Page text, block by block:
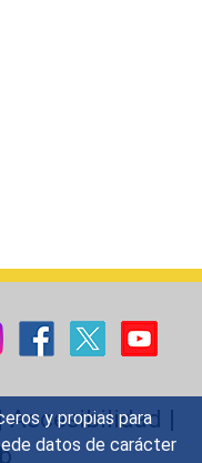
y propias para
datos de carácter
Accesibilidad |